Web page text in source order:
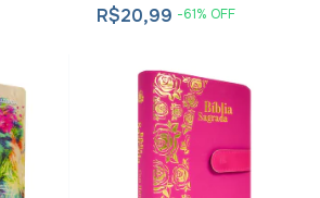
R$20,99 -61% OFF